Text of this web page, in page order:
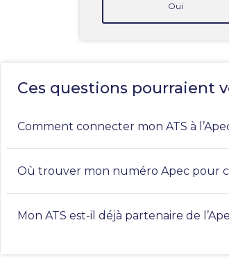
Oui
Ces questions pourraient
Comment connecter mon ATS à
Où trouver mon numéro Apec pour
Mon ATS est-il déjà partenaire de